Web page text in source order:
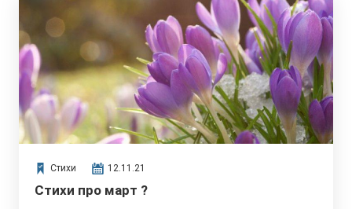
Стихи 12.11.21
Стихи про март ?